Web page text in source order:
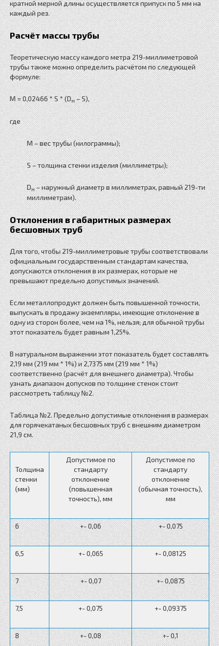
кратной мерной длины осуществляется припуск по 5 мм на
каждый рез.
Расчёт массы трубы
Теоретическую массу каждого метра 219-миллиметровой
трубы также можно определить расчётом по следующей
формуле:
M = 0,02466 * S * (Dн– S),
где
M – вес трубы (килограммы);
S – толщина стенки изделия (миллиметры);
Dн– наружный диаметр в миллиметрах, равный 219-ти
миллиметрам).
Отклонения в габаритных размерах
бесшовных труб
Для того, чтобы 219-миллиметровые трубы соответствовали
официальным государственным стандартам качества,
допускаются отклонения в их размерах, которые не
превышают предельно допустимых значений.
Если металлопродукт должен быть повышенной точности,
выпускать в продажу экземпляры, имеющие отклонение в
одну из сторон более, чем на 1%, нельзя; для обычной трубы
этот показатель будет равным 1,25%.
В натуральном выражении этот показатель будет составлять
2,19 мм (219 мм * 1%) и 2,7375 мм (219 мм * 1%)
соответственно (расчёт для внешнего диаметра). Чтобы
узнать диапазон допусков по толщине стенок стоит
рассмотреть таблицу №2.
Таблица №2. Предельно допустимые отклонения в размерах
для горячекатаных бесшовных труб с внешним диаметром
21,9 см.
Толщина
стенки
(мм)
Допустимое по
стандарту
отклонение
(повышенная
точность), мм
Допустимое по
стандарту
отклонение
(обычная точность),
мм
6 +- 0,06 +- 0,075
6,5 +- 0,065 +- 0,08125
7 +- 0,07 +- 0,0875
7,5 +- 0,075 +- 0,09375
8 +- 0,08 +- 0,1